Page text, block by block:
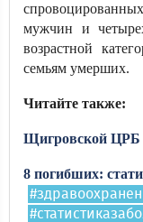
мужчин и
возрастной
семьям умерших.
Читайте также:
Щигровской ЦРБ
8 погибших: